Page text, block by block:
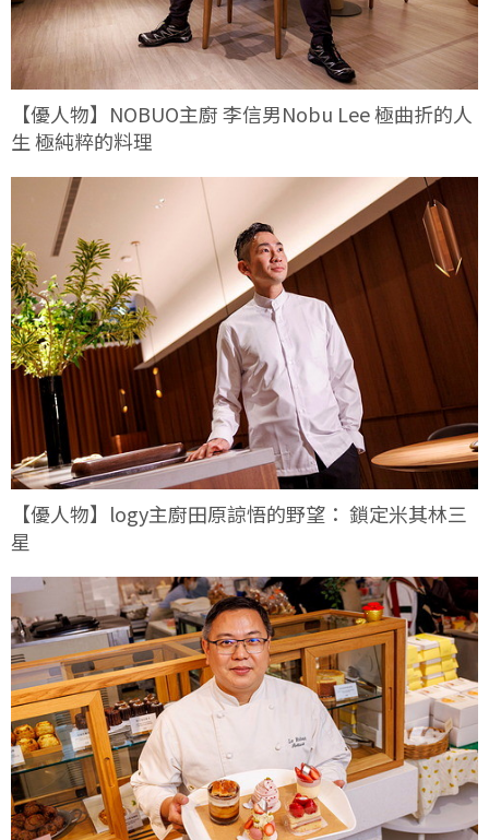
【優人物】NOBUO主廚 李信男Nobu Lee 極曲折的人
生 極純粹的料理
【優人物】logy主廚田原諒悟的野望： 鎖定米其林三
星